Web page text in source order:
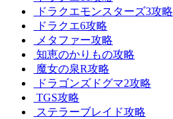
ドラクエモンスターズ3攻略
ドラクエ6攻略
メタファー攻略
知恵のかりもの攻略
魔女の泉R攻略
ドラゴンズドグマ2攻略
TGS攻略
ステラーブレイド攻略